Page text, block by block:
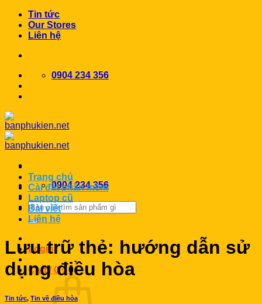
Chuyển
đến
Tin tức
Our Stores
Liên hệ
0904 234 356
0904 234 356
Search
for:
Login
Cart / 0₫ 0
Trang chủ
Cài đặt phần mềm
Laptop cũ
Bài viết
Liên hệ
Lưu trữ thẻ: hướng dẫn sử
dụng điều hòa
Tin tức, Tin về điều hòa